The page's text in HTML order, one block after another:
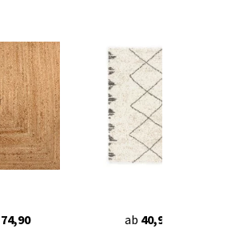
74,90 ab 40,95